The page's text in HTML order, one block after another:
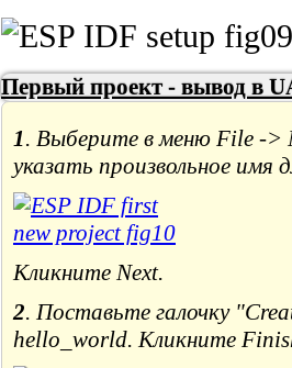
Первый проект - вывод в
1. Выберите в меню File ->
указать произвольное имя
Кликните Next.
2. Поставьте галочку
hello_world. Кликните